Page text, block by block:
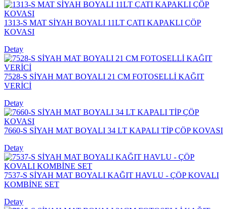
1313-S MAT SİYAH BOYALI 11LT ÇATI KAPAKLI ÇÖP
KOVASI
Detay
7528-S SİYAH MAT BOYALI 21 CM FOTOSELLİ KAĞIT
VERİCİ
Detay
7660-S SİYAH MAT BOYALI 34 LT KAPALI TİP ÇÖP KOVASI
Detay
7537-S SİYAH MAT BOYALI KAĞIT HAVLU - ÇÖP KOVALI
KOMBİNE SET
Detay